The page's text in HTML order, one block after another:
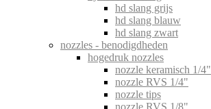
hd slang grijs
hd slang blauw
hd slang zwart
nozzles - benodigdheden
hogedruk nozzles
nozzle keramisch 1/4"
nozzle RVS 1/4"
nozzle tips